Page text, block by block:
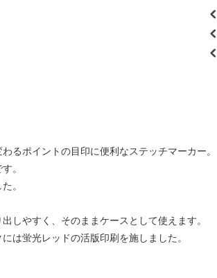
るポイントの目印に便利なステッチマーカー。
。
。
しやすく、そのままケースとして使えます。
は蛍光レッドの活版印刷を施しました。